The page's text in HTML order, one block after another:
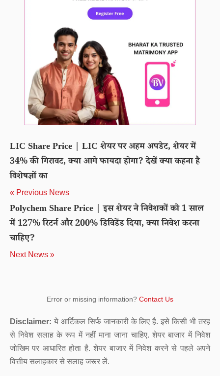
LIC Share Price | LIC शेयर पर अहम अपडेट, शेयर में
34% की गिरावट, क्या आगे फायदा होगा? देखें क्या कहना है
विशेषज्ञों का
« Previous News
Polychem Share Price | इस शेयर ने निवेशकों को 1 साल
में 127% रिटर्न और 200% डिविडेंड दिया, क्या निवेश करना
चाहिए?
Next News »
Error or missing information? Contact Us
Disclaimer: ये आर्टिकल सिर्फ जानकारी के लिए है. इसे किसी भी तरह
से निवेश सलाह के रूप में नहीं माना जाना चाहिए. शेयर बाजार में निवेश
जोखिम पर आधारित होता है. शेयर बाजार में निवेश करने से पहले अपने
वित्तीय सलाहकार से सलाह जरूर लें.